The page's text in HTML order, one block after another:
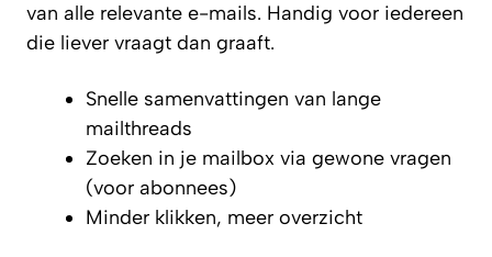
van alle relevante e-mails. Handig voor iedereen
die liever vraagt dan graaft.
Snelle samenvattingen van lange
mailthreads
Zoeken in je mailbox via gewone vragen
(voor abonnees)
Minder klikken, meer overzicht